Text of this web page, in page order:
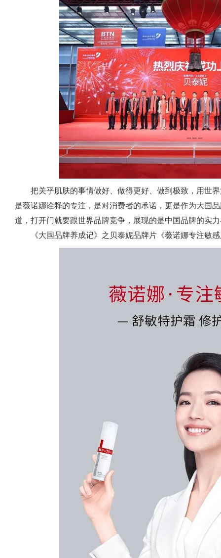
把关乎肌肤的事情做好、做得更好、做到极致，用世
是薇诺娜诠释的专注，是对消费者的承诺，更是作为大国
道，打开门就要跟世界品牌竞争，展现的是中国品牌的实
《大国品牌养成记》之贝泰妮品牌片《薇诺娜专注敏